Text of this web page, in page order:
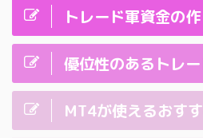
トレード軍資金の
優位性のあるトレ
MT4が使えるおす